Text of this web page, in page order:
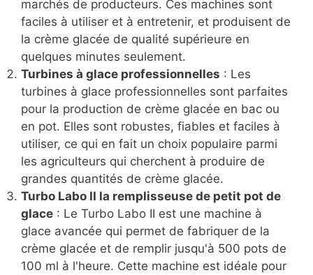
marchés de producteurs. Ces machines sont
faciles à utiliser et à entretenir, et produisent de
la crème glacée de qualité supérieure en
quelques minutes seulement.
Turbines à glace professionnelles : Les
turbines à glace professionnelles sont parfaites
pour la production de crème glacée en bac ou
en pot. Elles sont robustes, fiables et faciles à
utiliser, ce qui en fait un choix populaire parmi
les agriculteurs qui cherchent à produire de
grandes quantités de crème glacée.
Turbo Labo II la remplisseuse de petit pot de
glace : Le Turbo Labo II est une machine à
glace avancée qui permet de fabriquer de la
crème glacée et de remplir jusqu'à 500 pots de
100 ml à l'heure. Cette machine est idéale pour